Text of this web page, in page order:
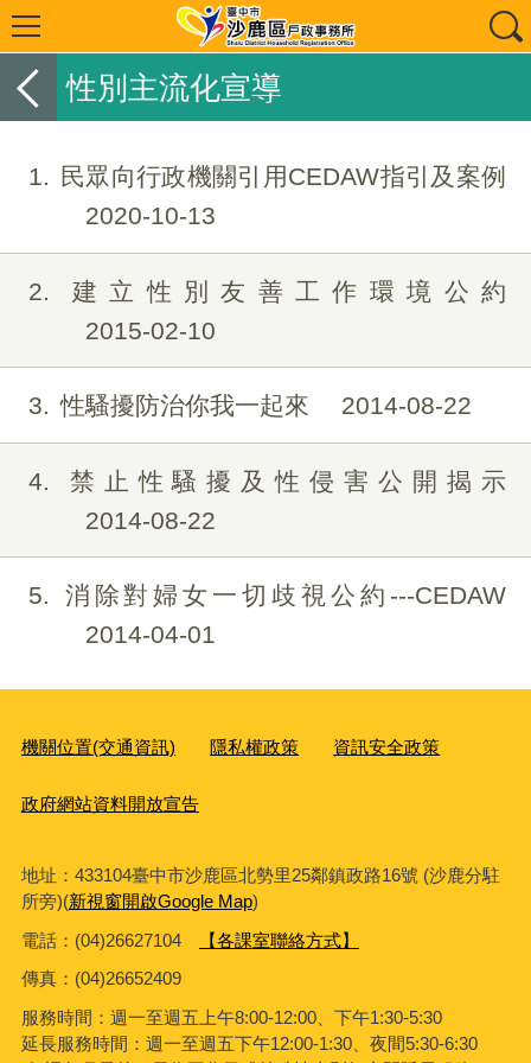
性別主流化宣導
1
民眾向行政機關引用CEDAW指引及案例
2020-10-13
2
建立性別友善工作環境公約
2015-02-10
3 性騷擾防治你我一起來 2014-08-22
4
禁止性騷擾及性侵害公開揭示
2014-08-22
5
消除對婦女一切歧視公約---CEDAW
2014-04-01
機關位置(交通資訊) 隱私權政策 資訊安全政策
政府網站資料開放宣告
地址：433104臺中市沙鹿區北勢里25鄰鎮政路16號 (沙鹿分駐
所旁)(新視窗開啟Google Map)
電話：(04)26627104
【各課室聯絡方式】
傳真： (04)26652409
服務時間：週一至週五上午8:00-12:00、下午1:30-5:30
延長服務時間：週一至週五下午12:00-1:30、夜間5:30-6:30